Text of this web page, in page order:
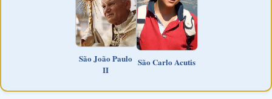
São João Paulo
II
São Carlo Acutis